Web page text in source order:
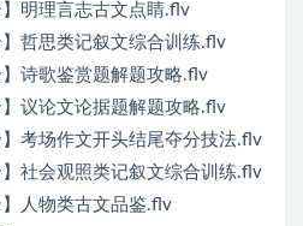
明理言志古文点睛.flv
哲思类记叙文综合训练.flv
诗歌鉴赏题解题攻略.flv
议论文论据题解题攻略.flv
考场作文开头结尾夺分技法.flv
社会观照类记叙文综合训练.flv
人物类古文品鉴.flv